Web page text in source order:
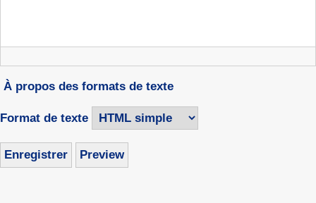
À propos des formats de texte
Format de texte